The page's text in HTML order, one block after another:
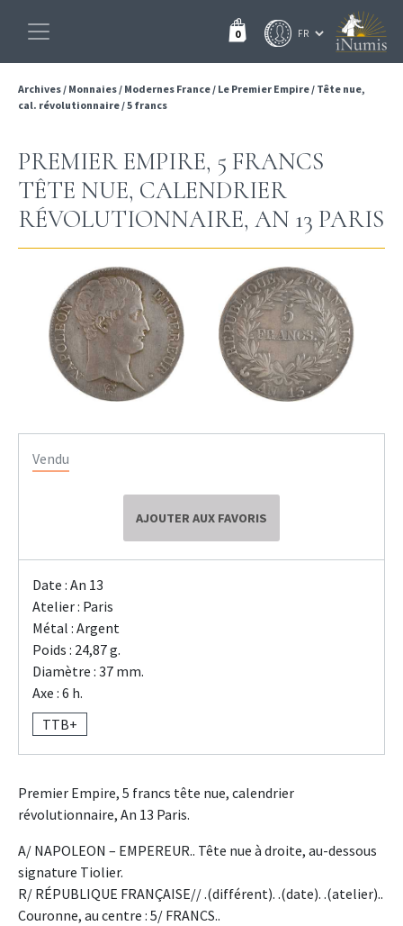
0
Archives/ Monnaies/ Modernes France/ Le Premier Empire/ Tête nue,
cal. révolutionnaire/5 francs
PREMIER EMPIRE, 5 FRANCS
TÊTE NUE, CALENDRIER
RÉVOLUTIONNAIRE, AN 13 PARIS
Vendu
AJOUTER AUX FAVORIS
Date : An 13
Atelier : Paris
Métal : Argent
Poids : 24,87 g.
Diamètre : 37 mm.
Axe : 6 h.
TTB+
Premier Empire, 5 francs tête nue, calendrier
révolutionnaire, An 13 Paris.
A/ NAPOLEON – EMPEREUR.. Tête nue à droite, au-dessous
signature Tiolier.
R/ RÉPUBLIQUE FRANÇAISE// .(différent). .(date). .(atelier)..
Couronne, au centre : 5/ FRANCS..